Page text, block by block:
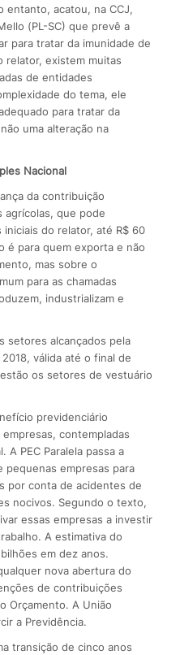
entanto, acatou, na CCJ,
(PL-SC) que prevê a
para tratar da imunidade de
relator, existem muitas
de entidades
do tema, ele
para tratar da
uma alteração na
Nacional
da contribuição
agrícolas, que pode
do relator, até R$ 60
é para quem exporta e não
mas sobre o
para as chamadas
industrializam e
setores alcançados pela
válida até o final de
os setores de vestuário
previdenciário
contempladas
A PEC Paralela passa a
pequenas empresas para
por conta de acidentes de
nocivos. Segundo o texto,
essas empresas a investir
A estimativa do
em dez anos.
nova abertura do
de contribuições
Orçamento. A União
a Previdência.
transição de cinco anos